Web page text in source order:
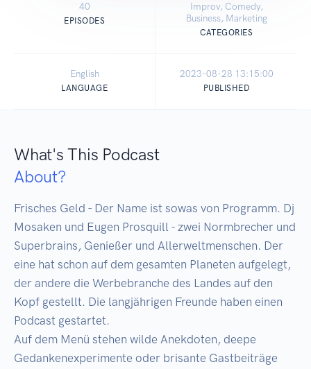
40
EPISODES
Improv, Comedy,
Business, Marketing
CATEGORIES
English
LANGUAGE
2023-08-28 13:15:00
PUBLISHED
What's This Podcast
About?
Frisches Geld - Der Name ist sowas von Programm. Dj
Mosaken und Eugen Prosquill - zwei Normbrecher und
Superbrains, Genießer und Allerweltmenschen. Der
eine hat schon auf dem gesamten Planeten aufgelegt,
der andere die Werbebranche des Landes auf den
Kopf gestellt. Die langjährigen Freunde haben einen
Podcast gestartet.
Auf dem Menü stehen wilde Anekdoten, deepe
Gedankenexperimente oder brisante Gastbeiträge